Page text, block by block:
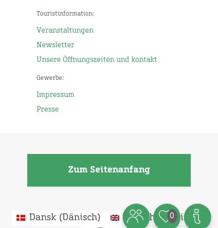
Touristinformation:
Veranstaltungen
Newsletter
Unsere Öffnungszeiten und kontakt
Gewerbe:
Impressum
Presse
Zum Seitenanfang
0
Dansk( Dänisch) English (Englisch)